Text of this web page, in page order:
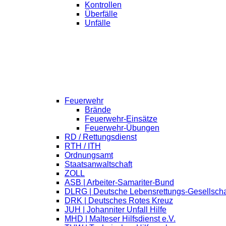
Kontrollen
Überfälle
Unfälle
Feuerwehr
Brände
Feuerwehr-Einsätze
Feuerwehr-Übungen
RD / Rettungsdienst
RTH / ITH
Ordnungsamt
Staatsanwaltschaft
ZOLL
ASB | Arbeiter-Samariter-Bund
DLRG | Deutsche Lebensrettungs-
DRK | Deutsches Rotes Kreuz
JUH | Johanniter Unfall Hilfe
MHD | Malteser Hilfsdienst e.V.